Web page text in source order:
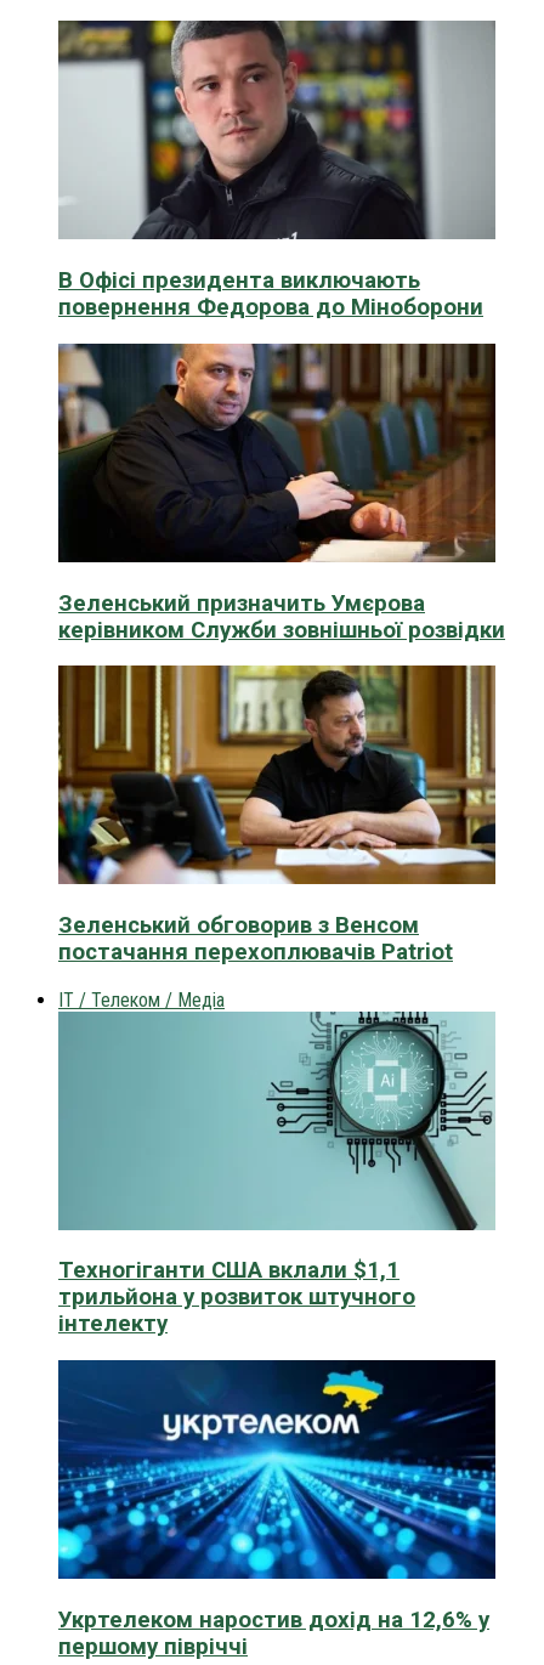
В Офісі президента виключають
повернення Федорова до Міноборони
Зеленський призначить Умєрова
керівником Служби зовнішньої розвідки
Зеленський обговорив з Венсом
постачання перехоплювачів Patriot
IT / Телеком / Медіа
Техногіганти США вклали $1,1
трильйона у розвиток штучного
інтелекту
Укртелеком наростив дохід на 12,6% у
першому півріччі